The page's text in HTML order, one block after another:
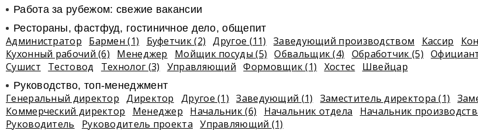
Работа за рубежом: свежие вакансии
Рестораны, фастфуд, гостиничное дело, общепит
Администратор Бармен (1) Буфетчик (2) Другое (11) Заведующий производством Кассир
Кухонный рабочий (6)
Менеджер Мойщик посуды (5) Обвальщик (4) Обработчик (5)
Сушист
Тестовод Технолог (3) Управляющий Формовщик (1) Хостес Швейцар
Руководство, топ-менеджмент
Генеральный директор Директор Другое (1) Заведующий (1) Заместитель директора (1)
Коммерческий директор
Менеджер Начальник (6) Начальник отдела Начальник
Руководитель
Руководитель проекта Управляющий (1)